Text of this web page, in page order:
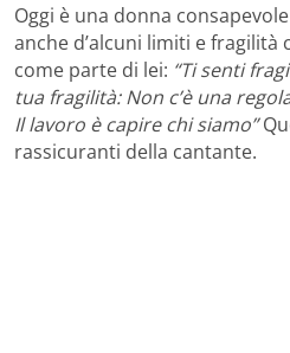
Oggi è una donna
anche d’alcuni limiti e fragilità
come parte di lei: “Ti senti
tua fragilità: Non c’è una
Il lavoro è capire chi siamo”
rassicuranti della cantante.